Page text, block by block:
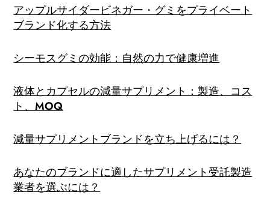
アップルサイダービネガー・グミをプライベート
ブランド化する方法
シーモスグミの効能：自然の力で健康増進
液体とカプセルの減量サプリメント：製造、コス
ト、MOQ
減量サプリメントブランドを立ち上げるには？
あなたのブランドに適したサプリメント受託製造
業者を選ぶには？